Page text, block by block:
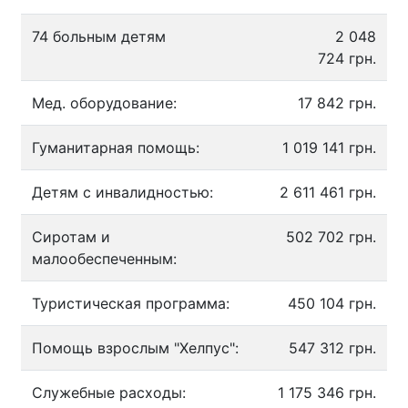
74 больным детям
2 048
724 грн.
Мед. оборудование: 17 842 грн.
Гуманитарная помощь: 1 019 141 грн.
Детям с инвалидностью: 2 611 461 грн.
Сиротам и
малообеспеченным:
502 702 грн.
Туристическая программа: 450 104 грн.
Помощь взрослым "Хелпус": 547 312 грн.
Служебные расходы: 1 175 346 грн.